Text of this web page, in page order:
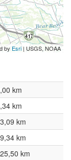
by Esri| USGS, NOAA
km
km
km
km
km